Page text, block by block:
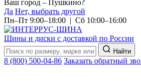
Ваш город – Пушкино?
Да Нет, выбрать другой
Пн–Пт 9:00–18:00 | Сб 10:00–16:00
Шины и диски с доставкой по России
Найти
8 (800) 500-04-86 Заказать обратный